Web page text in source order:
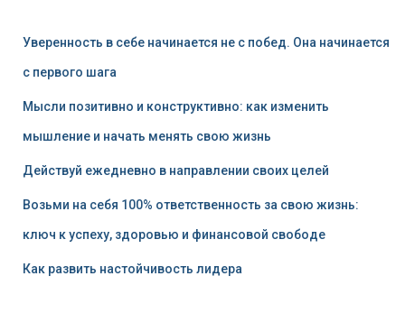
Уверенность в себе начинается не с побед. Она начинается
с первого шага
Мысли позитивно и конструктивно: как изменить
мышление и начать менять свою жизнь
Действуй ежедневно в направлении своих целей
Возьми на себя 100% ответственность за свою жизнь:
ключ к успеху, здоровью и финансовой свободе
Как развить настойчивость лидера